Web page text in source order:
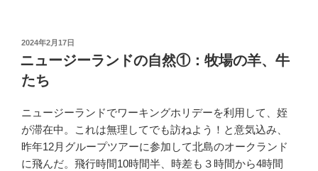
投
稿
日:
2024年2月17日
ニュージーランドの自然①：牧場の羊、牛
たち
ニュージーランドでワーキングホリデーを利用して、姪
が滞在中。これは無理してでも訪ねよう！と意気込み、
昨年12月グループツアーに参加して北島のオークランド
に飛んだ。飛行時間10時間半、時差も３時間から4時間